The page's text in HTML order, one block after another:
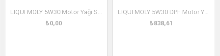
LIQUI MOLY 5W30 Motor Yağı Special Tec F 205 Litre (3857)
₺0,00
LIQUI MOLY 5W30 DPF Motor Yağı Molygen New Generation 1 Litre (21224)
₺838,61